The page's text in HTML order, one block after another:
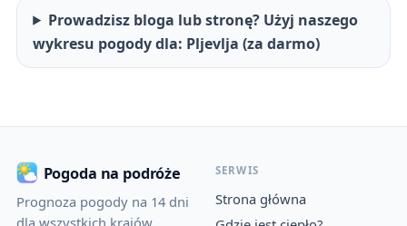
Prowadzisz bloga lub stronę? Użyj naszego
wykresu pogody dla: Pljevlja (za darmo)
Pogoda na podróże
Prognoza pogody na 14 dni
SERWIS
Strona główna